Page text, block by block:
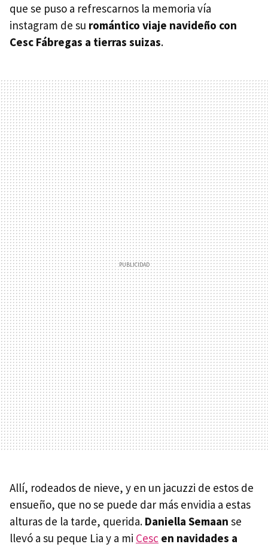
que se puso a refrescarnos la memoria vía
instagram de su romántico viaje navideño con
Cesc Fábregas a tierras suizas.
Allí, rodeados de nieve, y en un jacuzzi de estos de
ensueño, que no se puede dar más envidia a estas
alturas de la tarde, querida. Daniella Semaan se
llevó a su peque Lia y a mi Cesc en navidades a